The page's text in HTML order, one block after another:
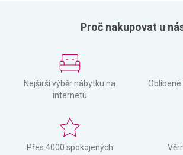
Proč nakupovat u
Nejširší výběr nábytku na
internetu
Přes 4000 spokojených